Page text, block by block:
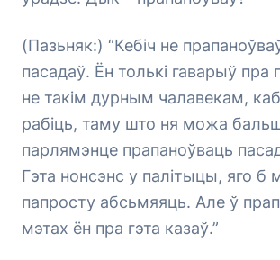
(Пазьняк:) “Кебіч не прапаноўваў
пасадаў. Ён толькі гаварыў пра
не такім дурным чалавекам,
рабіць, таму што ня можа
парлямэнце прапаноўваць
Гэта нонсэнс у палітыцы, яго б
папросту абсьмяяць. Але ў
мэтах ён пра гэта казаў.”